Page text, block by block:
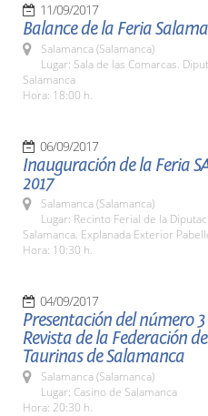
11/09/2017
Balance de la Feria
Salamanca (Salamanca)
Lugar: Sala de las Comarcas.
Salamanca
Hora: 18:00 h.
06/09/2017
Inauguración de la Feria
2017
Salamanca (Salamanca)
Lugar: Recinto Ferial de la
Salamanca. Explanada Exterior
Hora: 10:30 h.
04/09/2017
Presentación del número
Revista de la Federación
Taurinas de Salamanca
Salamanca (Salamanca)
Lugar: Casino de Salamanca
Hora: 20:30 h.